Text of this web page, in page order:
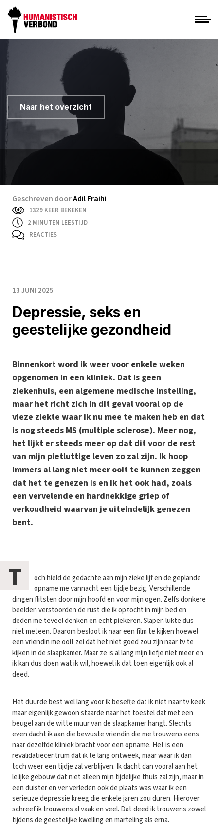
Naar het overzicht
Geschreven doorAdil Fraihi
1329 KEER BEKEKEN
2 MINUTEN LEESTIJD
REACTIES
13 JUNI 2025
Depressie, seks en
geestelijke gezondheid
Binnenkort word ik weer voor enkele weken
opgenomen in een kliniek. Dat is geen
ziekenhuis, een algemene medische instelling,
maar het richt zich in dit geval vooral op de
vieze ziekte waar ik nu mee te maken heb en dat
is nog steeds MS (multiple sclerose). Meer nog,
het lijkt er steeds meer op dat dit voor de rest
van mijn pietluttige leven zo zal zijn. Ik hoop
immers al lang niet meer ooit te kunnen zeggen
dat het te genezen is en ik het ook had, zoals
een vervelende en hardnekkige griep of
verkoudheid waarvan je uiteindelijk genezen
bent.
T
och hield de gedachte aan mijn zieke lijf en de geplande
opname me vannacht een tijdje bezig. Verschillende
dingen flitsten door mijn hoofd en voor mijn ogen. Zelfs donkere
beelden verstoorden de rust die ik opzocht in mijn bed en
deden me teveel denken en echt piekeren. Slapen lukte dus
niet meteen. Daarom besloot ik naar een film te kijken hoewel
een vriendin me ooit zei dat het niet goed zou zijn naar tv te
kijken in de slaapkamer. Maar ze is al lang mijn liefje niet meer en
ik kan dus doen wat ik wil, hoewel ik dat toen eigenlijk ook al
deed.
Het duurde best wel lang voor ik besefte dat ik niet naar tv keek
maar eigenlijk gewoon staarde naar het toestel dat met een
beugel aan de witte muur van de slaapkamer hangt. Slechts
even dacht ik aan die bewuste vriendin die me trouwens eens
naar dezelfde kliniek bracht voor een opname. Het is een
revalidatiecentrum dat ik te lang ontweek, maar waar ik dan
toch weer een tijdje zal verblijven. Ik dacht dan vooral aan het
lelijke gebouw dat niet alleen mijn tijdelijke thuis zal zijn, maar in
een duister en ver verleden ook de plaats was waar ik een
serieuze depressie kreeg die enkele jaren zou duren. Hierover
schreef ik trouwens al vaak en veel. Dat deed ik trouwens zowel
tijdens de geestelijke kwelling en marteling als erna.